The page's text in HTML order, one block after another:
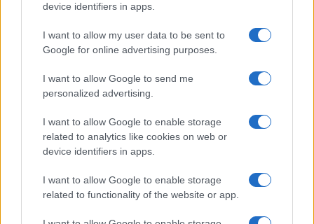
device identifiers in apps.
I want to allow my user data to be sent to
Google for online advertising purposes.
I want to allow Google to send me
personalized advertising.
I want to allow Google to enable storage
related to analytics like cookies on web or
device identifiers in apps.
I want to allow Google to enable storage
related to functionality of the website or app.